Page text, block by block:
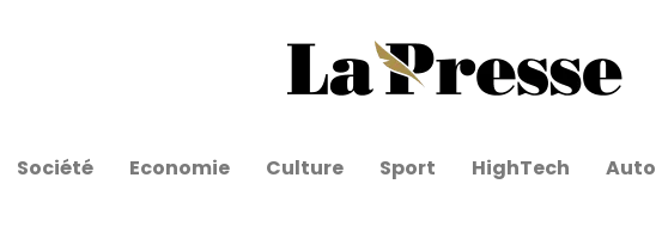
Société Economie Culture Sport HighTech Auto